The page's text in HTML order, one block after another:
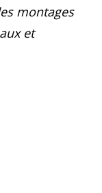
montages
et